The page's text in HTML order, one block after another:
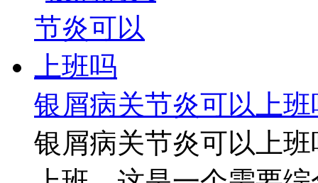
银屑病关节炎可以上班
银屑病关节炎可以上